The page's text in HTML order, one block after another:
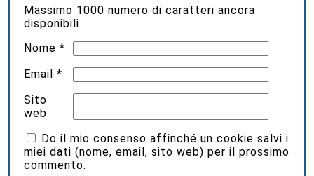
Massimo 1000 numero di caratteri ancora
disponibili
Nome*
Email*
Sito
web
Do il mio consenso affinché un cookie salvi i
miei dati (nome, email, sito web) per il prossimo
commento.